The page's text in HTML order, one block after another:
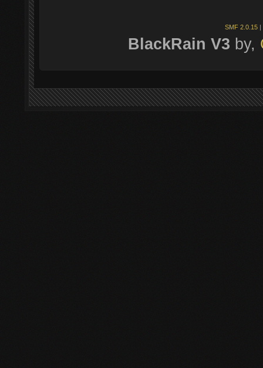
SMF 2.0.15 |
BlackRain V3 by,